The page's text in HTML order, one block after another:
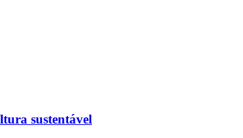
sustentável